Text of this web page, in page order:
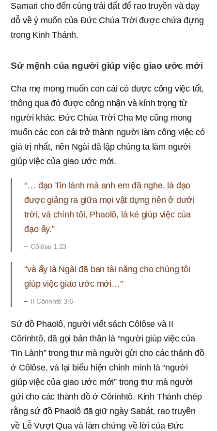
Samari cho đến cùng trái đất để rao truyền và dạy
dỗ về ý muốn của Đức Chúa Trời được chứa đựng
trong Kinh Thánh.
Sứ mệnh của người giúp việc giao ước mới
Cha mẹ mong muốn con cái có được công việc tốt,
thông qua đó được công nhận và kính trọng từ
người khác. Đức Chúa Trời Cha Mẹ cũng mong
muốn các con cái trở thành người làm công việc có
giá trị nhất, nên Ngài đã lập chúng ta làm người
giúp việc của giao ước mới.
“… đạo Tin lành mà anh em đã nghe, là đạo
được giảng ra giữa mọi vật dựng nên ở dưới
trời, và chính tôi, Phaolô, là kẻ giúp việc của
đạo ấy.”
Côlôse 1:23
“và ấy là Ngài đã ban tài năng cho chúng tôi
giúp việc giao ước mới…”
II Côrinhtô 3:6
Sứ đồ Phaolô, người viết sách Côlôse và II
Côrinhtô, đã gọi bản thân là “người giúp việc của
Tin Lành” trong thư mà người gửi cho các thánh đồ
ở Côlôse, và lại biểu hiện chính mình là “người
giúp việc của giao ước mới” trong thư mà người
gửi cho các thánh đồ ở Côrinhtô. Kinh Thánh chép
rằng sứ đồ Phaolô đã giữ ngày Sabát, rao truyền
về Lễ Vượt Qua và làm chứng về lời của Đức